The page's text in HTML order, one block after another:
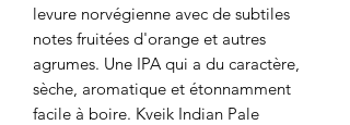
levure norvégienne avec de subtiles
notes fruitées d'orange et autres
agrumes. Une IPA qui a du caractère,
sèche, aromatique et étonnamment
facile à boire. Kveik Indian Pale